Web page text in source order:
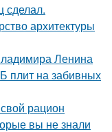
сделал.
архитектуры
Ленина
плит на забивных
рацион
вы не знали